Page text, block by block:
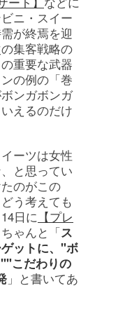
ニ・スイー
が終焉を迎
集客戦略の
重要な武器
の例の「巻
ンガボンガ
えるのだけ
ーツは女性
と思ってい
のがこの
う考えても
日に 【プレ
ゃんと「ス
ットに、"ボ
こだわりの
」と書いてあ